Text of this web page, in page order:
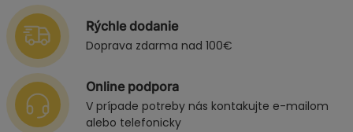
Rýchle dodanie
Doprava zdarma nad 100€
Online podpora
V prípade potreby nás kontakujte e-mailom
alebo telefonicky